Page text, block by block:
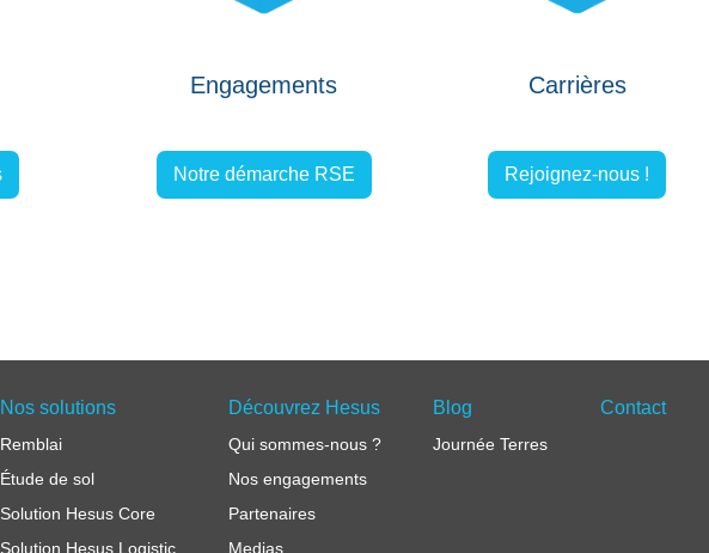
Engagements
Notre démarche RSE
Carrières
Rejoignez-nous !
Nos solutions
Remblai
Étude de sol
Solution Hesus Core
Solution Hesus Logistic
Découvrez Hesus
Qui sommes-nous ?
Nos engagements
Partenaires
Medias
Blog
Journée Terres
Contact